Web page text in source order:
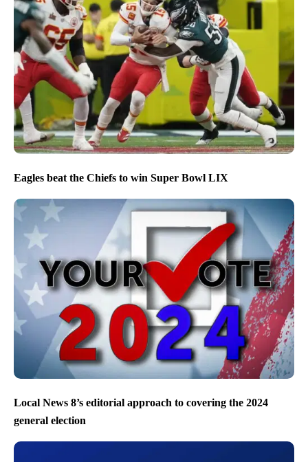
Eagles beat the Chiefs to win Super Bowl LIX
Local News 8’s editorial approach to covering the 2024
general election